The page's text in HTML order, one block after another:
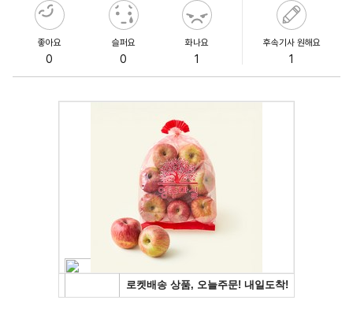
좋아요
0
슬퍼요
0
화나요
1
후속기사 원해요
1